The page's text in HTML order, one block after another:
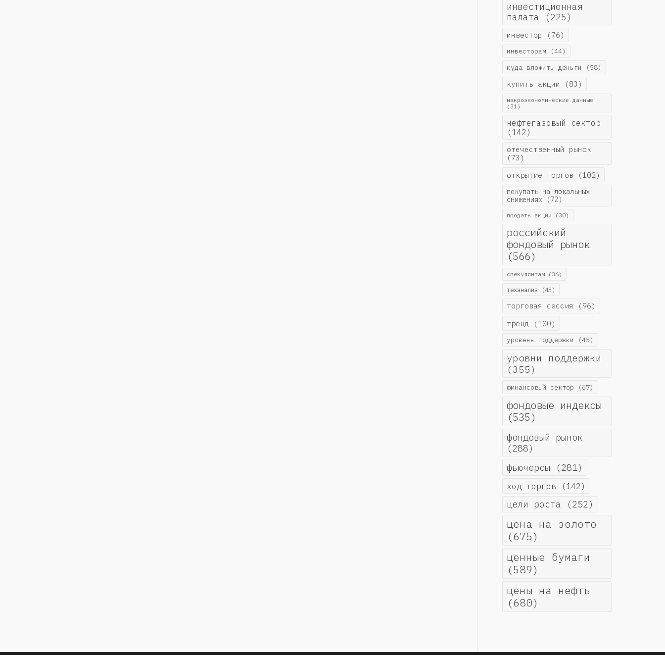
инвестиционная
палата (225)
инвестор (76)
инвесторам (44)
куда вложить деньги (58)
купить акции (83)
макроэкономические данные
(31)
нефтегазовый сектор
(142)
отечественный рынок
(73)
открытие торгов (102)
покупать на локальных
снижениях(72)
продать акции (30)
российский
фондовый рынок
(566)
спекулянтам(36)
теханализ (43)
торговая сессия (96)
тренд (100)
уровень поддержки (45)
уровни поддержки
(355)
финансовый сектор (67)
фондовые индексы
(535)
фондовый рынок
(288)
фьючерсы (281)
ход торгов (142)
цели роста (252)
цена на золото
(675)
ценные бумаги
(589)
цены на нефть
(680)